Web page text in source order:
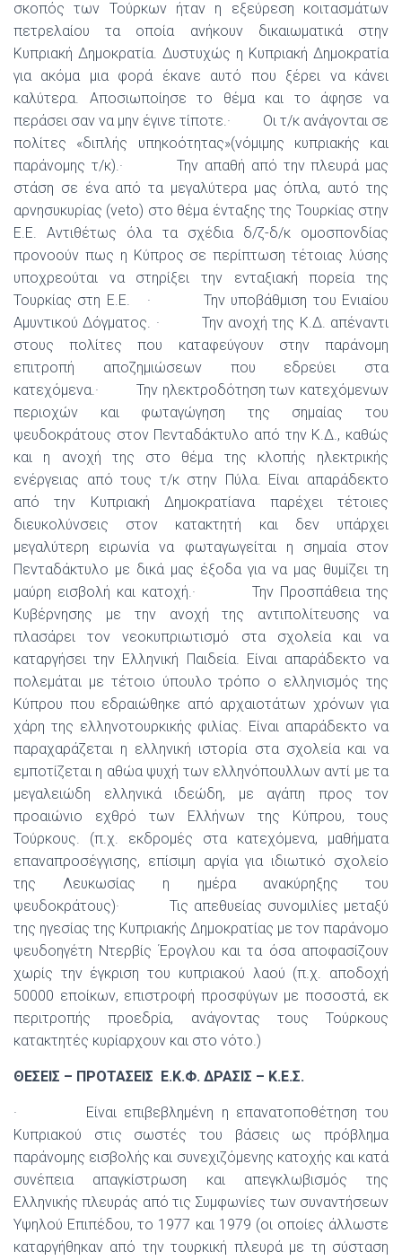
σκοπός των Τούρκων ήταν η εξεύρεση κοιτασμάτων
πετρελαίου τα οποία ανήκουν δικαιωματικά στην
Κυπριακή Δημοκρατία. Δυστυχώς η Κυπριακή Δημοκρατία
για ακόμα μια φορά έκανε αυτό που ξέρει να κάνει
καλύτερα. Αποσιωποίησε το θέμα και το άφησε να
περάσει σαν να μην έγινε τίποτε.· Οι τ/κ ανάγονται σε
πολίτες «διπλής υπηκοότητας»(νόμιμης κυπριακής και
παράνομης τ/κ).· Την απαθή από την πλευρά μας
στάση σε ένα από τα μεγαλύτερα μας όπλα, αυτό της
αρνησυκυρίας (veto) στο θέμα ένταξης της Τουρκίας στην
Ε.Ε. Αντιθέτως όλα τα σχέδια δ/ζ-δ/κ ομοσπονδίας
προνοούν πως η Κύπρος σε περίπτωση τέτοιας λύσης
υποχρεούται να στηρίξει την ενταξιακή πορεία της
Τουρκίας στη Ε.Ε. · Την υποβάθμιση του Ενιαίου
Αμυντικού Δόγματος. · Την ανοχή της Κ.Δ. απέναντι
στους πολίτες που καταφεύγουν στην παράνομη
επιτροπή αποζημιώσεων που εδρεύει στα
κατεχόμενα.· Την ηλεκτροδότηση των κατεχόμενων
περιοχών και φωταγώγηση της σημαίας του
ψευδοκράτους στον Πενταδάκτυλο από την Κ.Δ., καθώς
και η ανοχή της στο θέμα της κλοπής ηλεκτρικής
ενέργειας από τους τ/κ στην Πύλα. Είναι απαράδεκτο
από την Κυπριακή Δημοκρατίανα παρέχει τέτοιες
διευκολύνσεις στον κατακτητή και δεν υπάρχει
μεγαλύτερη ειρωνία να φωταγωγείται η σημαία στον
Πενταδάκτυλο με δικά μας έξοδα για να μας θυμίζει τη
μαύρη εισβολή και κατοχή.· Την Προσπάθεια της
Κυβέρνησης με την ανοχή της αντιπολίτευσης να
πλασάρει τον νεοκυπριωτισμό στα σχολεία και να
καταργήσει την Ελληνική Παιδεία. Είναι απαράδεκτο να
πολεμάται με τέτοιο ύπουλο τρόπο ο ελληνισμός της
Κύπρου που εδραιώθηκε από αρχαιοτάτων χρόνων για
χάρη της ελληνοτουρκικής φιλίας. Είναι απαράδεκτο να
παραχαράζεται η ελληνική ιστορία στα σχολεία και να
εμποτίζεται η αθώα ψυχή των ελληνόπουλλων αντί με τα
μεγαλειώδη ελληνικά ιδεώδη, με αγάπη προς τον
προαιώνιο εχθρό των Ελλήνων της Κύπρου, τους
Τούρκους. (π.χ. εκδρομές στα κατεχόμενα, μαθήματα
επαναπροσέγγισης, επίσιμη αργία για ιδιωτικό σχολείο
της Λευκωσίας η ημέρα ανακύρηξης του
ψευδοκράτους)· Τις απεθυείας συνομιλίες μεταξύ
της ηγεσίας της Κυπριακής Δημοκρατίας με τον παράνομο
ψευδοηγέτη Ντερβίς Έρογλου και τα όσα αποφασίζουν
χωρίς την έγκριση του κυπριακού λαού (π.χ. αποδοχή
50000 εποίκων, επιστροφή προσφύγων με ποσοστά, εκ
περιτροπής προεδρία, ανάγοντας τους Τούρκους
κατακτητές κυρίαρχουν και στο νότο.)
ΘΕΣΕΙΣ – ΠΡΟΤΑΣΕΙΣ Ε.Κ.Φ. ΔΡΑΣΙΣ – Κ.Ε.Σ.
· Είναι επιβεβλημένη η επανατοποθέτηση του
Κυπριακού στις σωστές του βάσεις ως πρόβλημα
παράνομης εισβολής και συνεχιζόμενης κατοχής και κατά
συνέπεια απαγκίστρωση και απεγκλωβισμός της
Ελληνικής πλευράς από τις Συμφωνίες των συναντήσεων
Υψηλού Επιπέδου, το 1977 και 1979 (οι οποίες άλλωστε
καταργήθηκαν από την τουρκική πλευρά με τη σύσταση